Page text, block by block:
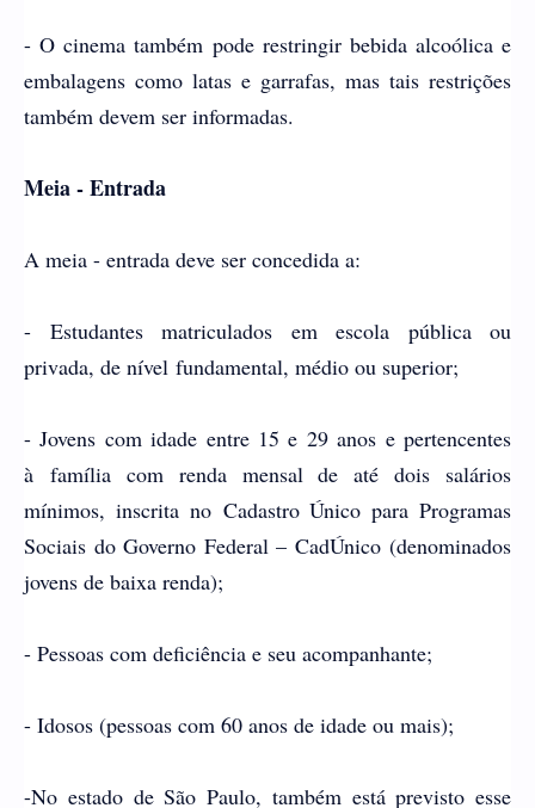
- O cinema também pode restringir bebida alcoólica e
embalagens como latas e garrafas, mas tais restrições
também devem ser informadas.
Meia - Entrada
A meia - entrada deve ser concedida a:
- Estudantes matriculados em escola pública ou
privada, de nível fundamental, médio ou superior;
- Jovens com idade entre 15 e 29 anos e pertencentes
à família com renda mensal de até dois salários
mínimos, inscrita no Cadastro Único para Programas
Sociais do Governo Federal – CadÚnico (denominados
jovens de baixa renda);
- Pessoas com deficiência e seu acompanhante;
- Idosos (pessoas com 60 anos de idade ou mais);
-No estado de São Paulo, também está previsto esse